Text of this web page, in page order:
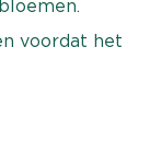
voordat het